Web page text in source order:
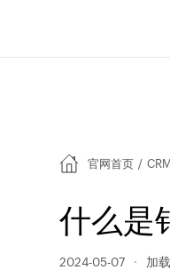
官网首页 /
什么是
2024-05-07 544